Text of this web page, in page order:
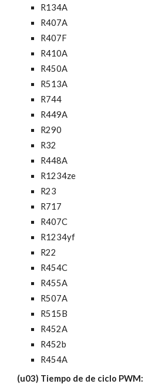
R134A
R407A
R407F
R410A
R450A
R513A
R744
R449A
R290
R32
R448A
R1234ze
R23
R717
R407C
R1234yf
R22
R454C
R455A
R507A
R515B
R452A
R452b
R454A
(u03) Tiempo de de ciclo PWM: